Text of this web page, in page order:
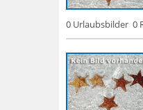
0 Urlaubsbilder 0